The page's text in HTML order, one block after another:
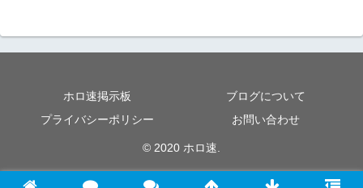
ホロ速掲示板
ブログについて
プライバシーポリシー
お問い合わせ
© 2020 ホロ速.